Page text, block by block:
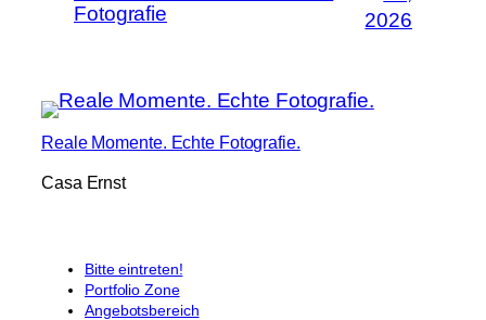
Fotografie
2026
Reale Momente. Echte Fotografie.
Casa Ernst
Bitte eintreten!
Portfolio Zone
Angebotsbereich